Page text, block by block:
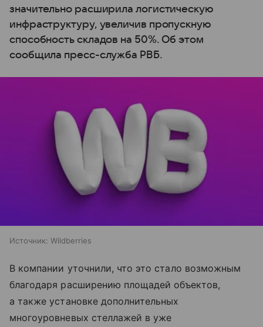
значительно расширила логистическую
инфраструктуру, увеличив пропускную
способность складов на 50%. Об этом
сообщила пресс-служба РВБ.
Источник: Wildberries
В компании уточнили, что это стало возможным
благодаря расширению площадей объектов,
а также установке дополнительных
многоуровневых стеллажей в уже